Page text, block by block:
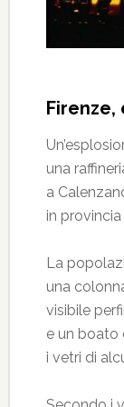
Firenze,
una
a
in
La
una
visibile
e un boato
i vetri di